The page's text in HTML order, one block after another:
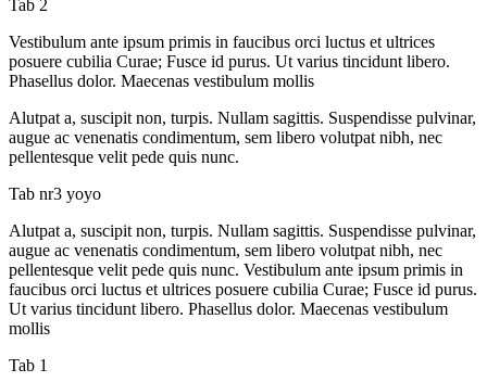
Tab 2
Vestibulum ante ipsum primis in faucibus orci luctus et ultrices
posuere cubilia Curae; Fusce id purus. Ut varius tincidunt libero.
Phasellus dolor. Maecenas vestibulum mollis
Alutpat a, suscipit non, turpis. Nullam sagittis. Suspendisse pulvinar,
augue ac venenatis condimentum, sem libero volutpat nibh, nec
pellentesque velit pede quis nunc.
Tab nr3 yoyo
Alutpat a, suscipit non, turpis. Nullam sagittis. Suspendisse pulvinar,
augue ac venenatis condimentum, sem libero volutpat nibh, nec
pellentesque velit pede quis nunc. Vestibulum ante ipsum primis in
faucibus orci luctus et ultrices posuere cubilia Curae; Fusce id purus.
Ut varius tincidunt libero. Phasellus dolor. Maecenas vestibulum
mollis
Tab 1